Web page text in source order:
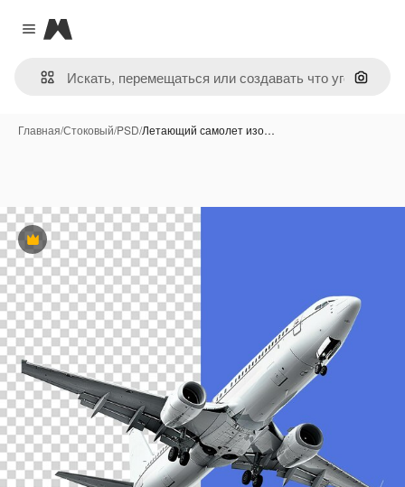
Close menu
Magnific
Поиск
Главная/Стоковый/PSD/Летающий самолет изо…
Премиум